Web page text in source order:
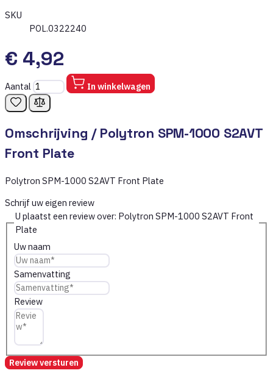
SKU
POL.0322240
€ 4,92
Aantal In winkelwagen
Omschrijving / Polytron SPM-1000 S2AVT
Front Plate
Polytron SPM-1000 S2AVT Front Plate
Schrijf uw eigen review
U plaatst een review over: Polytron SPM-1000 S2AVT Front
Plate
Uw naam
Samenvatting
Review
Review versturen